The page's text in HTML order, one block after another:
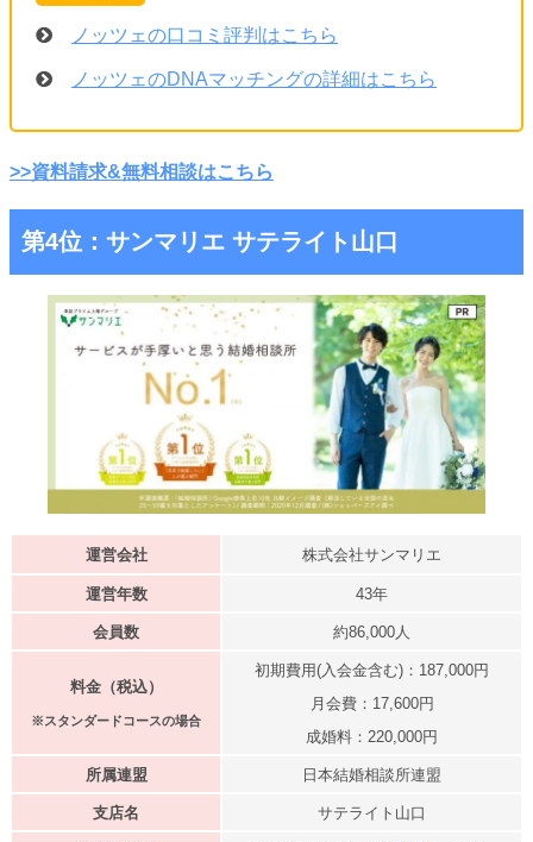
ノッツェの口コミ評判はこちら
ノッツェのDNAマッチングの詳細はこちら
>>資料請求&無料相談はこちら
第4位：サンマリエ サテライト山口
運営会社 株式会社サンマリエ
運営年数 43年
会員数 約86,000人
料金（税込）
※スタンダードコースの場合
初期費用(入会金含む)：187,000円
月会費：17,600円
成婚料：220,000円
所属連盟 日本結婚相談所連盟
支店名 サテライト山口